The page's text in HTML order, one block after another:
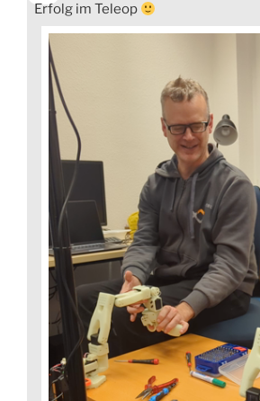
Erfolg im Teleop